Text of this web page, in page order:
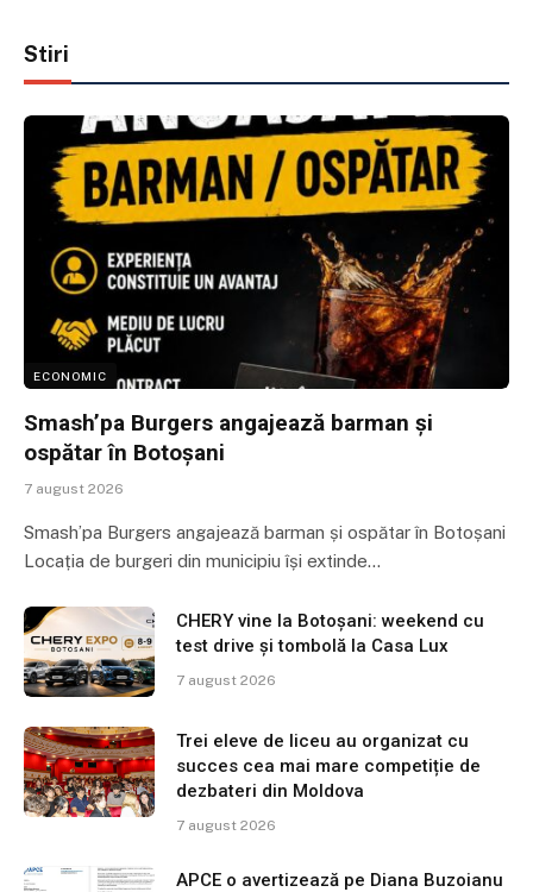
Stiri
ECONOMIC
Smash’pa Burgers angajează barman și
ospătar în Botoșani
7 august 2026
Smash’pa Burgers angajează barman și ospătar în Botoșani
Locația de burgeri din municipiu își extinde…
CHERY vine la Botoșani: weekend cu
test drive și tombolă la Casa Lux
7 august 2026
Trei eleve de liceu au organizat cu
succes cea mai mare competiție de
dezbateri din Moldova
7 august 2026
APCE o avertizează pe Diana Buzoianu